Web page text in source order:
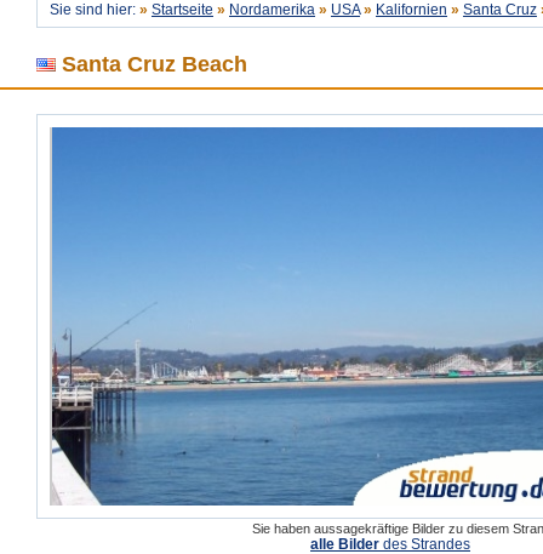
Sie sind hier: » Startseite » Nordamerika » USA » Kalifornien » Santa Cruz
Santa Cruz Beach
Sie haben aussagekräftige Bilder zu diesem
alle Bilder des Strandes